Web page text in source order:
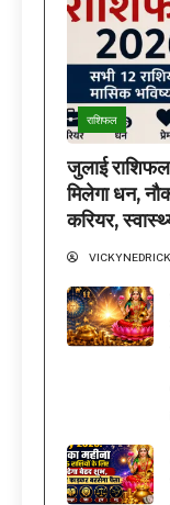
राशिफल
जुलाई
मिलेगा धन,
करियर,